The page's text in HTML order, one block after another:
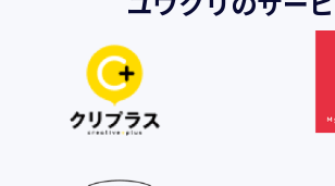
す。これらの情報には、利用されるURL、
話の種類、IPアドレスなどの情報を含みま
【個人情報の利用目的の公表】
当社は、個人情報を次の利用目的の範囲内
第１項及びJISQ15001:2017の附属書